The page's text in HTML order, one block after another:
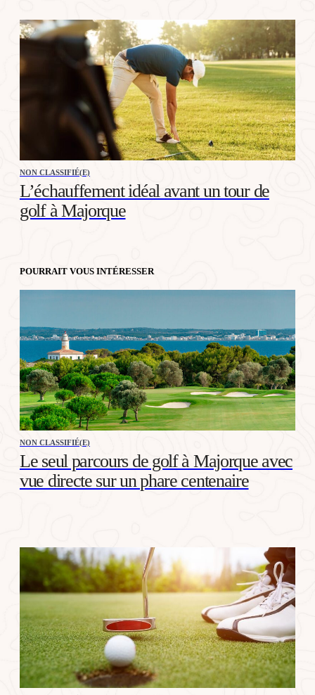
NON CLASSIFIÉ(E)
L’échauffement idéal avant un tour de
golf à Majorque
POURRAIT VOUS INTÉRESSER
NON CLASSIFIÉ(E)
Le seul parcours de golf à Majorque avec
vue directe sur un phare centenaire